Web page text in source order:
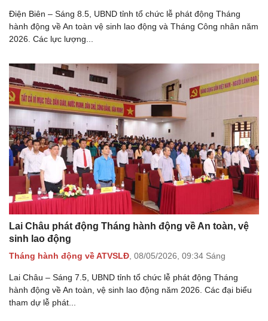
Điện Biên – Sáng 8.5, UBND tỉnh tổ chức lễ phát động Tháng
hành động về An toàn vệ sinh lao động và Tháng Công nhân năm
2026. Các lực lượng...
Lai Châu phát động Tháng hành động về An toàn, vệ
sinh lao động
Tháng hành động về ATVSLĐ 08/05/2026, 09:34 Sáng
Lai Châu – Sáng 7.5, UBND tỉnh tổ chức lễ phát động Tháng
hành động về An toàn, vệ sinh lao động năm 2026. Các đại biểu
tham dự lễ phát...